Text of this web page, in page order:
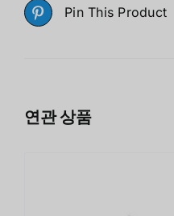
Pin This Product
연관 상품